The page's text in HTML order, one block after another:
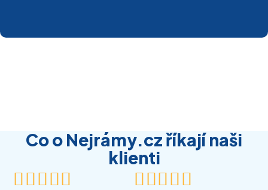
Co o Nejrámy.cz říkají naši
klienti
 